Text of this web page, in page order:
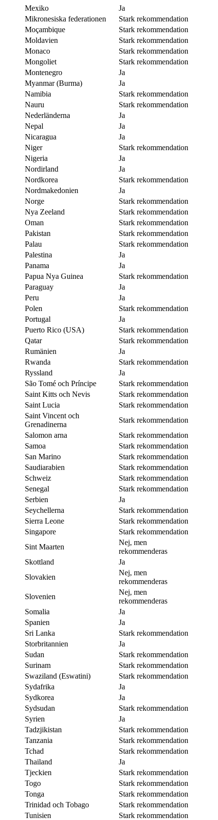
Mexiko
Ja
Mikronesiska federationen
Stark rekommendation
Moçambique
Stark rekommendation
Moldavien
Stark rekommendation
Monaco
Stark rekommendation
Mongoliet
Stark rekommendation
Montenegro
Ja
Myanmar (Burma)
Ja
Namibia
Stark rekommendation
Nauru
Stark rekommendation
Nederländerna
Ja
Nepal
Ja
Nicaragua
Ja
Niger
Stark rekommendation
Nigeria
Ja
Nordirland
Ja
Nordkorea
Stark rekommendation
Nordmakedonien
Ja
Norge
Stark rekommendation
Nya Zeeland
Stark rekommendation
Oman
Stark rekommendation
Pakistan
Stark rekommendation
Palau
Stark rekommendation
Palestina
Ja
Panama
Ja
Papua Nya Guinea
Stark rekommendation
Paraguay
Ja
Peru
Ja
Polen
Stark rekommendation
Portugal
Ja
Puerto Rico (USA)
Stark rekommendation
Qatar
Stark rekommendation
Rumänien
Ja
Rwanda
Stark rekommendation
Ryssland
Ja
São Tomé och Príncipe
Stark rekommendation
Saint Kitts och Nevis
Stark rekommendation
Saint Lucia
Stark rekommendation
Saint Vincent och
Grenadinerna
Stark rekommendation
Salomon arna
Stark rekommendation
Samoa
Stark rekommendation
San Marino
Stark rekommendation
Saudiarabien
Stark rekommendation
Schweiz
Stark rekommendation
Senegal
Stark rekommendation
Serbien
Ja
Seychellerna
Stark rekommendation
Sierra Leone
Stark rekommendation
Singapore
Stark rekommendation
Sint Maarten
Nej, men
rekommenderas
Skottland
Ja
Slovakien
Nej, men
rekommenderas
Slovenien
Nej, men
rekommenderas
Somalia
Ja
Spanien
Ja
Sri Lanka
Stark rekommendation
Storbritannien
Ja
Sudan
Stark rekommendation
Surinam
Stark rekommendation
Swaziland (Eswatini)
Stark rekommendation
Sydafrika
Ja
Sydkorea
Ja
Sydsudan
Stark rekommendation
Syrien
Ja
Tadzjikistan
Stark rekommendation
Tanzania
Stark rekommendation
Tchad
Stark rekommendation
Thailand
Ja
Tjeckien
Stark rekommendation
Togo
Stark rekommendation
Tonga
Stark rekommendation
Trinidad och Tobago
Stark rekommendation
Tunisien
Stark rekommendation